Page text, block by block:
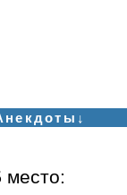
место: